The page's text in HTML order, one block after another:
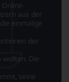
aus der
einmalige
der
Die
seine